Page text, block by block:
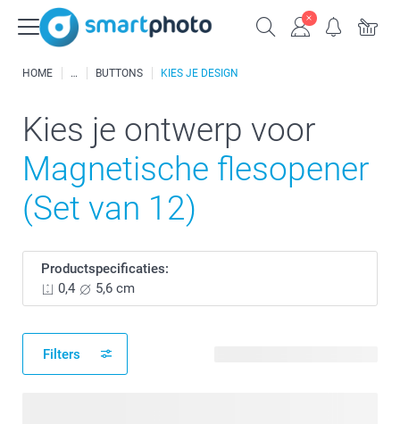
HOME BUTTONS KIES JE DESIGN
Kies je ontwerp voor
Magnetische flesopener
(Set van 12)
Productspecificaties:
0,4
5,6 cm
Filters